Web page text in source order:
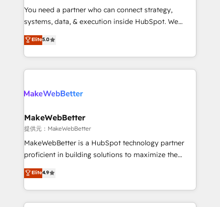
customer lifecycle through seamless integrations,
ensure long-term adoption with change-
and service to drive sustainable growth With 6 key
HubSpot accreditations and experience across
You need a partner who can connect strategy,
systems, data, & execution inside HubSpot. We
bridge the gap where most agencies fall short by
combining GTM strategy with technical execution to
solve the right problem with the right solution. As the
only firm in the world to hold Elite Partner
clients gain a unique advantage in CRM architecture,
market execution. Why B2B Businesses Choose RP: -
Secure: Soc2 compliant 🛡️ - Pricing: Implementations
starting at $1,5k 💵 - Speed: Launch in 14 days ⚡ -
Global: 75+ RPers across five continents 🌐 - Scale:
HubSpot Partner 🪴 - Sales Hub: More
implementations than any other Partner 💻 -
Elite5.0
MakeWebBetter
提供元：MakeWebBetter
MakeWebBetter is a HubSpot technology partner
proficient in building solutions to maximize the
operational efficiency of HubSpot. The fastest-
growing tech-enabler & facilitator, MakeWebBetter,
hands you the blend of HubSpot expertise &
eminent solutions & integrations. Trust us to
Elite4.9